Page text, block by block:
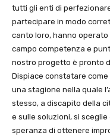
tutti gli enti di
partecipare in modo
canto loro, hanno
campo competenza e
nostro progetto è pronto
Dispiace constatare
una stagione nella quale
stesso, a discapito della
e sulle soluzioni, si
speranza di ottenere